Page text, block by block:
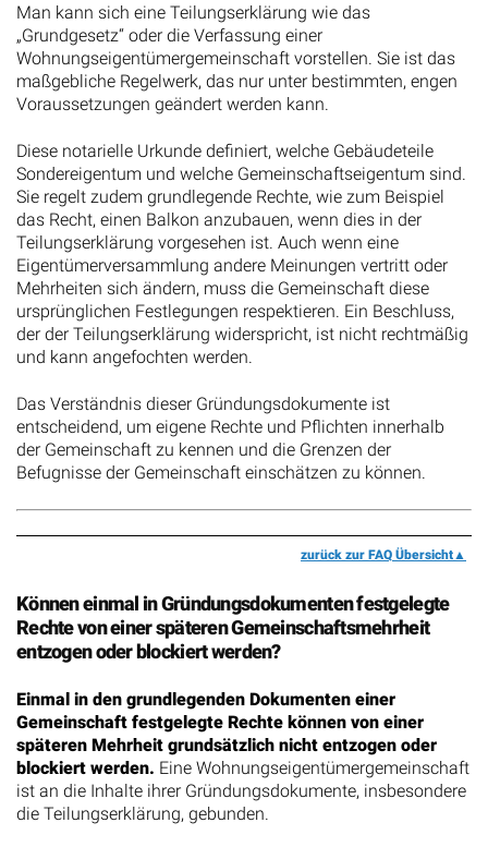
Man kann sich eine Teilungserklärung wie das
„Grundgesetz“ oder die Verfassung einer
Wohnungseigentümergemeinschaft vorstellen. Sie ist das
maßgebliche Regelwerk, das nur unter bestimmten, engen
Voraussetzungen geändert werden kann.
Diese notarielle Urkunde definiert, welche Gebäudeteile
Sondereigentum und welche Gemeinschaftseigentum sind.
Sie regelt zudem grundlegende Rechte, wie zum Beispiel
das Recht, einen Balkon anzubauen, wenn dies in der
Teilungserklärung vorgesehen ist. Auch wenn eine
Eigentümerversammlung andere Meinungen vertritt oder
Mehrheiten sich ändern, muss die Gemeinschaft diese
ursprünglichen Festlegungen respektieren. Ein Beschluss,
der der Teilungserklärung widerspricht, ist nicht rechtmäßig
und kann angefochten werden.
Das Verständnis dieser Gründungsdokumente ist
entscheidend, um eigene Rechte und Pflichten innerhalb
der Gemeinschaft zu kennen und die Grenzen der
Befugnisse der Gemeinschaft einschätzen zu können.
zurück zur FAQ Übersicht
Können einmal in Gründungsdokumenten festgelegte
Rechte von einer späteren Gemeinschaftsmehrheit
entzogen oder blockiert werden?
Einmal in den grundlegenden Dokumenten einer
Gemeinschaft festgelegte Rechte können von einer
späteren Mehrheit grundsätzlich nicht entzogen oder
blockiert werden. Eine Wohnungseigentümergemeinschaft
ist an die Inhalte ihrer Gründungsdokumente, insbesondere
die Teilungserklärung, gebunden.